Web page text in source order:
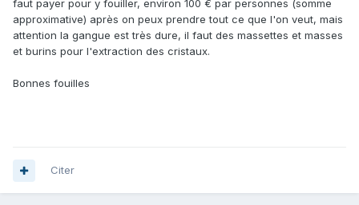
faut payer pour y fouiller, environ 100 € par personnes (somme
approximative) après on peux prendre tout ce que l'on veut, mais
attention la gangue est très dure, il faut des massettes et masses
et burins pour l'extraction des cristaux.
Bonnes fouilles
Citer